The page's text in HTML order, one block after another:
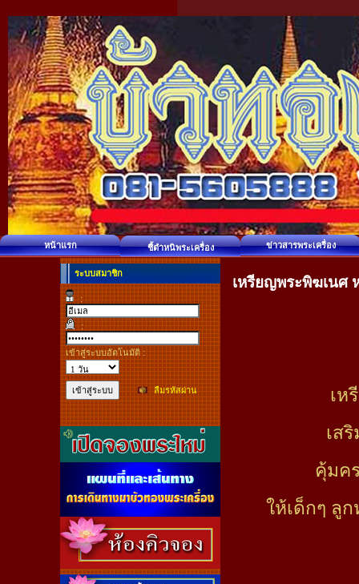
หน้าแรก ชี้ตำหนิพระเครื่อง ข่าวสารพระเครื่อง
ระบบสมาชิก
:
:
เข้าสู่ระบบอัตโนมัติ :
ลืมรหัสผ่าน
เหรียญพระพิฆเนศ
เห
เส
คุ้มค
ให้เด็กๆ ลู